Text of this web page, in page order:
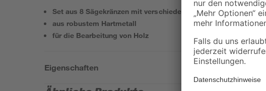
Set aus 8 Sägekränzen mit verschiedenen Durchmessern
aus robustem Hartmetall
für die Bearbeitung von Holz
Eigenschaften